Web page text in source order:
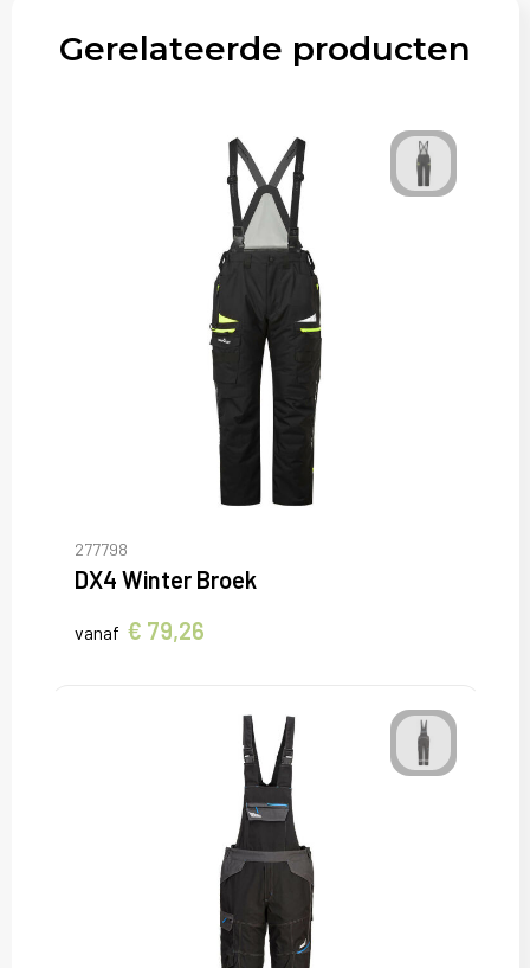
Gerelateerde producten
277798
DX4 Winter Broek
vanaf € 79,26